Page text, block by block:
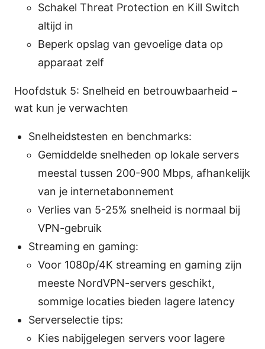
Schakel Threat Protection en Kill Switch
altijd in
Beperk opslag van gevoelige data op
apparaat zelf
Hoofdstuk 5: Snelheid en betrouwbaarheid –
wat kun je verwachten
Snelheidstesten en benchmarks:
Gemiddelde snelheden op lokale servers
meestal tussen 200-900 Mbps, afhankelijk
van je internetabonnement
Verlies van 5-25% snelheid is normaal bij
VPN-gebruik
Streaming en gaming:
Voor 1080p/4K streaming en gaming zijn
meeste NordVPN-servers geschikt,
sommige locaties bieden lagere latency
Serverselectie tips:
Kies nabijgelegen servers voor lagere